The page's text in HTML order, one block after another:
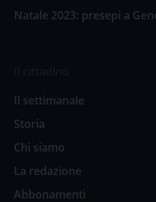
Natale 2023: presepi a
Il settimanale
Storia
Chi siamo
La redazione
Abbonamenti